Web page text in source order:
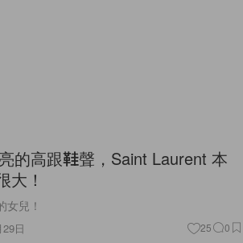
的高跟鞋聲，Saint Laurent 本
大！
女兒！
日 25 0